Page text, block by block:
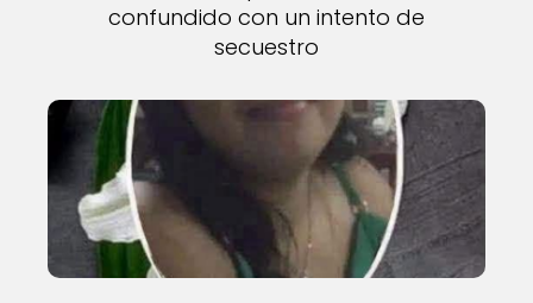
confundido con un intento de
secuestro